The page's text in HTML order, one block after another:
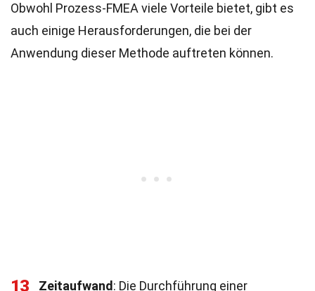
Obwohl Prozess-FMEA viele Vorteile bietet, gibt es
auch einige Herausforderungen, die bei der
Anwendung dieser Methode auftreten können.
13 Zeitaufwand : Die Durchführung einer